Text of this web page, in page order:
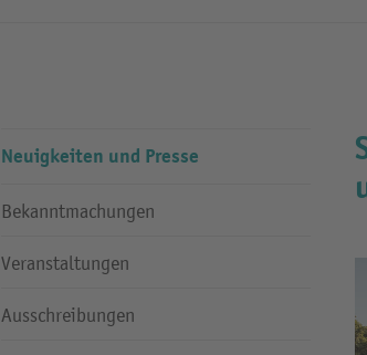
Neuigkeiten und Presse
Bekanntmachungen
Veranstaltungen
Ausschreibungen